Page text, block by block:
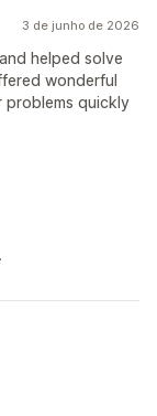
3 de junho de 2026
helped solve
wonderful
problems quickly